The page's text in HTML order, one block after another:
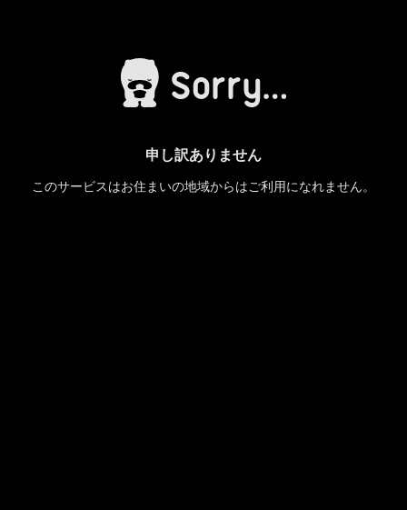
申し訳ありません
このサービスはお住まいの地域からはご利用になれません。